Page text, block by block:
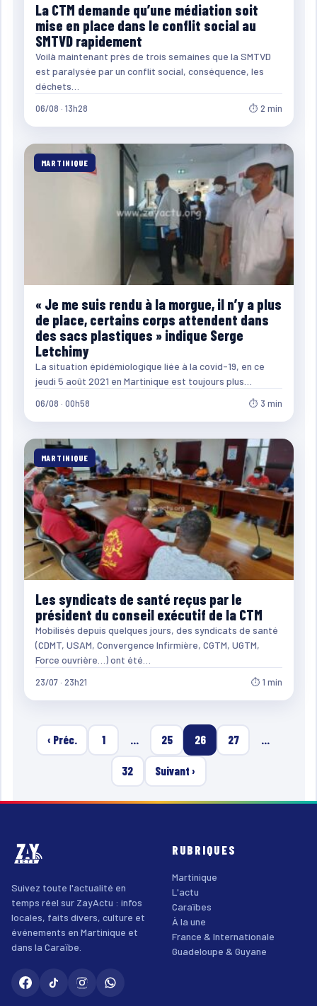
La CTM demande qu’une médiation soit
mise en place dans le conflit social au
SMTVD rapidement
Voilà maintenant près de trois semaines que la SMTVD
est paralysée par un conflit social, conséquence, les
déchets…
06/08 · 13h28 ⏱ 2 min
MARTINIQUE
« Je me suis rendu à la morgue, il n’y a plus
de place, certains corps attendent dans
des sacs plastiques » indique Serge
Letchimy
La situation épidémiologique liée à la covid-19, en ce
jeudi 5 août 2021 en Martinique est toujours plus…
06/08 · 00h58 ⏱ 3 min
MARTINIQUE
Les syndicats de santé reçus par le
président du conseil exécutif de la CTM
Mobilisés depuis quelques jours, des syndicats de santé
(CDMT, USAM, Convergence Infirmière, CGTM, UGTM,
Force ouvrière…) ont été…
23/07 · 23h21 ⏱ 1 min
‹ Préc. 1 … 25 26 27 …
32 Suivant ›
Suivez toute l'actualité en
temps réel sur ZayActu : infos
locales, faits divers, culture et
événements en Martinique et
dans la Caraïbe.
RUBRIQUES
Martinique
L'actu
Caraïbes
À la une
France & Internationale
Guadeloupe & Guyane